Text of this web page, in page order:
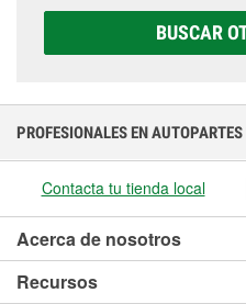
correcta para tu vehículo
BUSCAR
PROFESIONALES EN AUTOPARTES
Contacta tu tienda local
Acerca de nosotros
Recursos